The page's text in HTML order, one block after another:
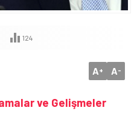
124
A+ A-
ve Gelişmeler